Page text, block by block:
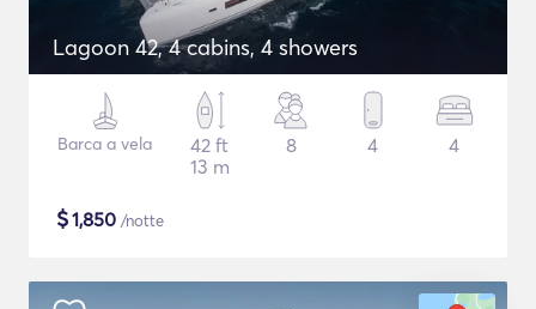
Lagoon 42, 4 cabins, 4 showers
Barca a vela
42 ft
13 m
8 4 4
$1,850 /notte